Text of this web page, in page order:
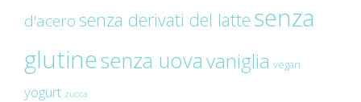
d'acero senza derivati del latte senza
glutinesenza uovavaniglia vegan
yogurt zucca